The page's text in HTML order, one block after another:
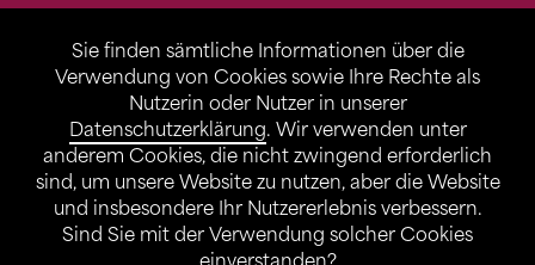
Sie finden sämtliche Informationen über die
Verwendung von Cookies sowie Ihre Rechte als
Nutzerin oder Nutzer in unserer
Datenschutzerklärung. Wir verwenden unter
anderem Cookies, die nicht zwingend erforderlich
sind, um unsere Website zu nutzen, aber die Website
und insbesondere Ihr Nutzererlebnis verbessern.
Sind Sie mit der Verwendung solcher Cookies